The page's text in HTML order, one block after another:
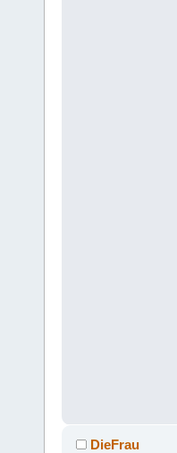
DieFrau